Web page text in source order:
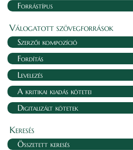
Forrástípus
Válogatott szövegforrások
Szerzői kompozíció
Fordítás
Levelezés
A kritikai kiadás kötetei
Digitalizált kötetek
Keresés
Összetett keresés